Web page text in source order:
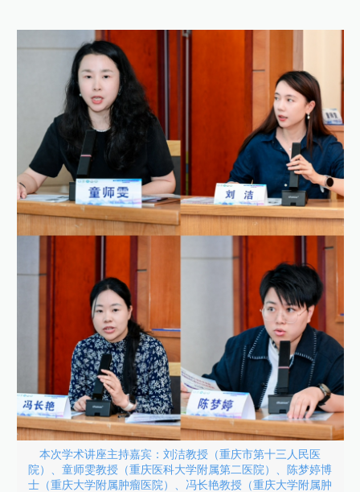
本次学术讲座主持嘉宾：刘洁教授（重庆市第十三人民医
院）、童师雯教授（重庆医科大学附属第二医院）、陈梦婷博
士（重庆大学附属肿瘤医院）、冯长艳教授（重庆大学附属肿